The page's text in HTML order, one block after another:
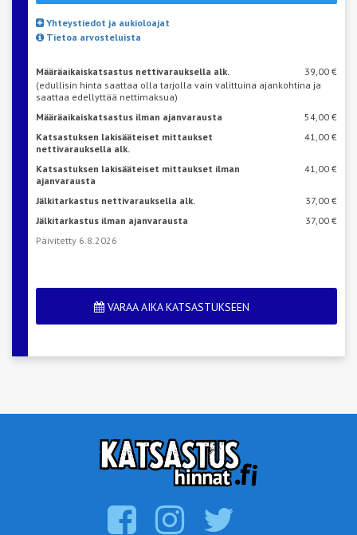
Yhteystiedot ja aukioloajat
Tietoa arvosteluista
Määräaikaiskatsastus nettivarauksella alk.
39,00 €
(edullisin hinta saattaa olla tarjolla vain valittuina ajankohtina ja
saattaa edellyttää nettimaksua)
Määräaikaiskatsastus ilman ajanvarausta
54,00 €
Katsastuksen lakisääteiset mittaukset
nettivarauksella alk.
41,00 €
Katsastuksen lakisääteiset mittaukset ilman
ajanvarausta
41,00 €
Jälkitarkastus nettivarauksella alk.
37,00 €
Jälkitarkastus ilman ajanvarausta
37,00 €
Päivitetty 6.8.2026
VARAA AIKA KATSASTUKSEEN